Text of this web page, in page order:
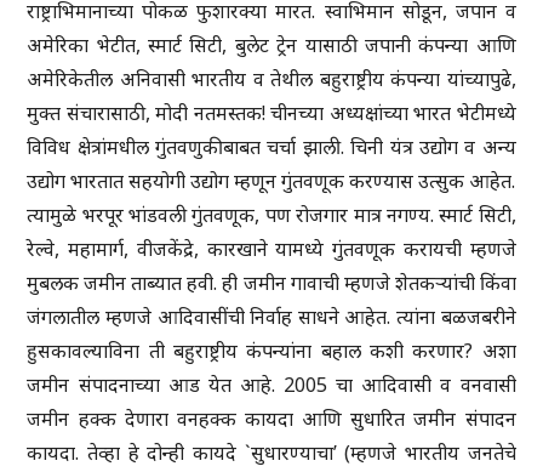
राष्ट्राभिमानाच्या पोकळ फुशारक्या मारत. स्वाभिमान सोडून, जपान व
अमेरिका भेटीत, स्मार्ट सिटी, बुलेट ट्रेन यासाठी जपानी कंपन्या आणि
अमेरिकेतील अनिवासी भारतीय व तेथील बहुराष्ट्रीय कंपन्या यांच्यापुढे,
मुक्त संचारासाठी, मोदी नतमस्तक! चीनच्या अध्यक्षांच्या भारत भेटीमध्ये
विविध क्षेत्रांमधील गुंतवणुकीबाबत चर्चा झाली. चिनी यंत्र उद्योग व अन्य
उद्योग भारतात सहयोगी उद्योग म्हणून गुंतवणूक करण्यास उत्सुक आहेत.
त्यामुळे भरपूर भांडवली गुंतवणूक, पण रोजगार मात्र नगण्य. स्मार्ट सिटी,
रेल्वे, महामार्ग, वीजकेंद्रे, कारखाने यामध्ये गुंतवणूक करायची म्हणजे
मुबलक जमीन ताब्यात हवी. ही जमीन गावाची म्हणजे शेतकऱ्यांची किंवा
जंगलातील म्हणजे आदिवासींची निर्वाह साधने आहेत. त्यांना बळजबरीने
हुसकावल्याविना ती बहुराष्ट्रीय कंपन्यांना बहाल कशी करणार? अशा
जमीन संपादनाच्या आड येत आहे. 2005 चा आदिवासी व वनवासी
जमीन हक्क देणारा वनहक्क कायदा आणि सुधारित जमीन संपादन
कायदा. तेव्हा हे दोन्ही कायदे `सुधारण्याचा’ (म्हणजे भारतीय जनतेचे